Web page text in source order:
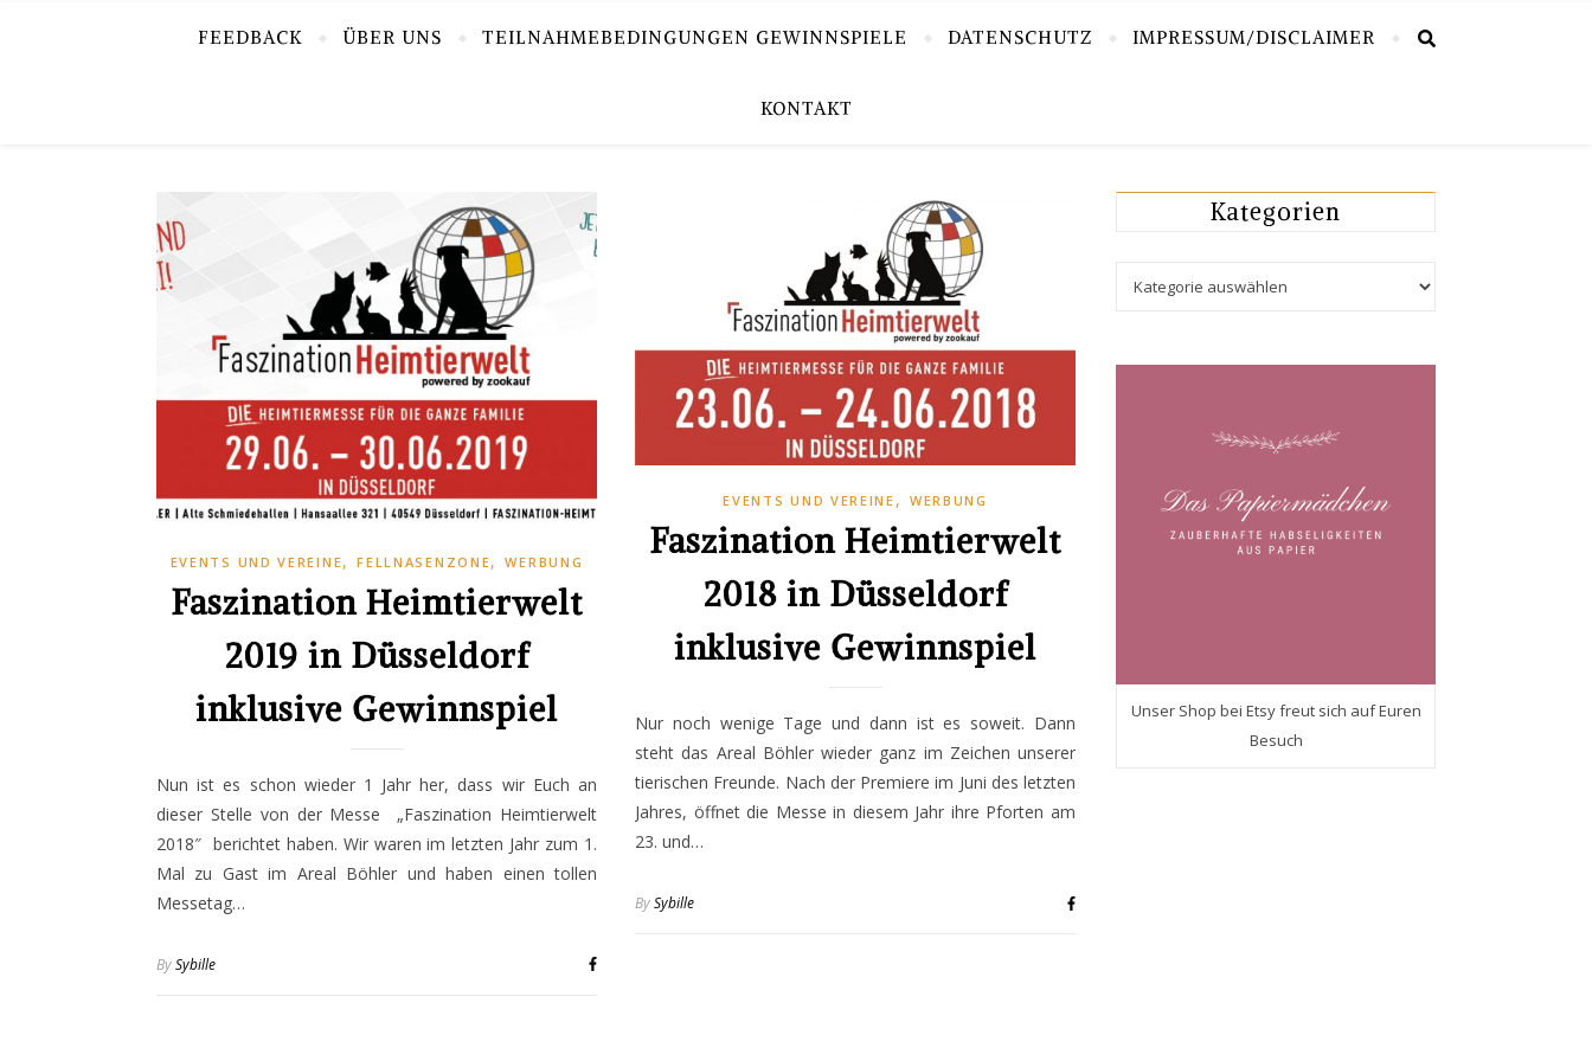
FEEDBACK ÜBER UNS TEILNAHMEBEDINGUNGEN GEWINNSPIELE DATENSCHUTZ IMPRESSUM/DISCLAIMER
KONTAKT
EVENTS UND VEREINE,FELLNASENZONE,WERBUNG
Faszination Heimtierwelt
2019 in Düsseldorf
inklusive Gewinnspiel
Nun ist es schon wieder 1 Jahr her, dass wir Euch an
dieser Stelle von der Messe „Faszination Heimtierwelt
2018″ berichtet haben. Wir waren im letzten Jahr zum 1.
Mal zu Gast im Areal Böhler und haben einen tollen
Messetag…
BySybille
EVENTS UND VEREINE , WERBUNG
Faszination Heimtierwelt
2018 in Düsseldorf
inklusive Gewinnspiel
Nur noch wenige Tage und dann ist es soweit. Dann
steht das Areal Böhler wieder ganz im Zeichen unserer
tierischen Freunde. Nach der Premiere im Juni des letzten
Jahres, öffnet die Messe in diesem Jahr ihre Pforten am
23. und…
BySybille
Kategorien
Unser Shop bei Etsy freut sich auf Euren
Besuch